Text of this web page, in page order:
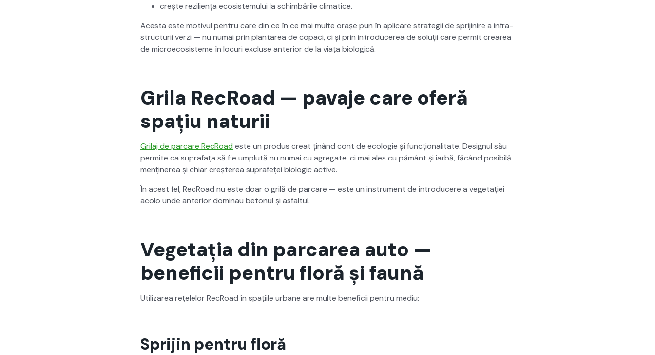
crește reziliența eco­sis­temu­lui la schim­bările cli­mat­ice.
Aces­ta este motivul pen­tru care din ce în ce mai multe orașe pun în apli­care strate­gii de spri­jinire a infra­
struc­turii verzi — nu numai prin plantarea de copaci, ci și prin intro­duc­erea de soluții care per­mit crearea
de micro­eco­sis­teme în locuri excluse ante­ri­or de la viața bio­log­ică.
Grila RecRoad — pavaje care oferă
spațiu naturii
Gri­laj de par­care RecRoad este un pro­dus cre­at ținând cont de ecolo­gie și funcțion­al­i­tate. Designul său
per­mite ca suprafața să fie umplută nu numai cu agre­gate, ci mai ales cu pământ și iar­bă, făcând posi­bilă
menținerea și chiar creșterea suprafeței bio­log­ic active.
În acest fel, RecRoad nu este doar o grilă de par­care — este un instru­ment de intro­duc­ere a veg­e­tației
aco­lo unde ante­ri­or dom­inau betonul și asfal­tul.
Vegetația din parcarea auto —
beneficii pentru floră și faună
Uti­lizarea rețelelor RecRoad în spați­ile urbane are multe ben­eficii pen­tru mediu:
Sprijin pentru floră